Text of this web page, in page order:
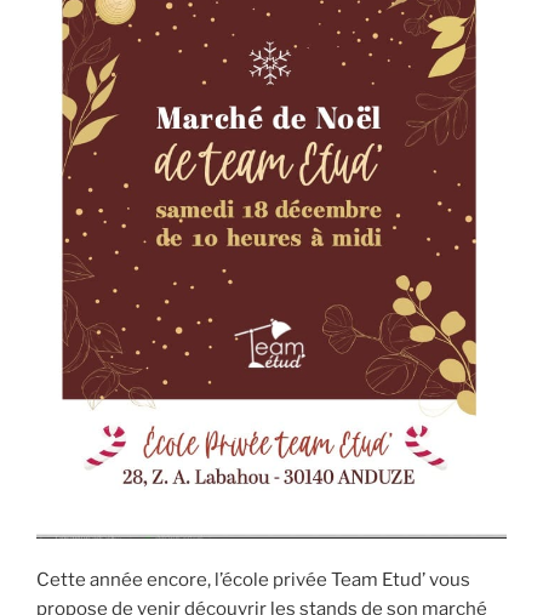
Cette année encore, l’école privée Team Etud’ vous
propose de venir découvrir les stands de son marché